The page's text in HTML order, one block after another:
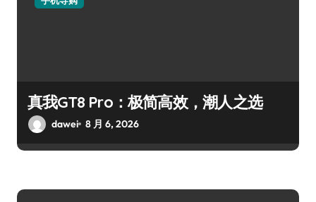
真我GT8 Pro：极简高效，潮人之选
dawei 8 月 6, 2026